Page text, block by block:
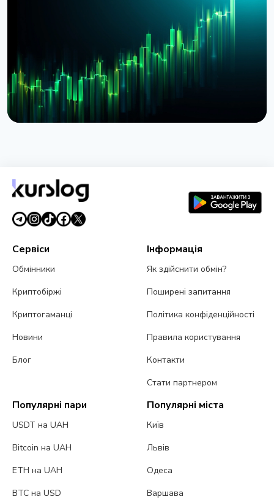
BlackRock токенізував доступ до $311 млрд
грошових фондів у Європі через Kinexys
3 серпня 2026 р.5 хв читання
Сервіси
Обмінники
Криптобіржі
Криптогаманці
Новини
Блог
Інформація
Як здійснити обмін?
Поширені запитання
Політика конфіденційності
Правила користування
Контакти
Стати партнером
Популярні пари
USDT на UAH
Bitcoin на UAH
ETH на UAH
BTC на USD
Популярні міста
Київ
Львів
Одеса
Варшава